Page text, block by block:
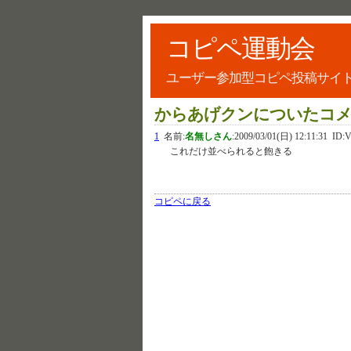
コピペ運動会
ユーザー参加型コピペ投稿サイト
からあげクンについたコ
1 名前:名無しさん:2009/03/01(日) 12:11:31
これだけ並べられると飽きる
コピペに戻る